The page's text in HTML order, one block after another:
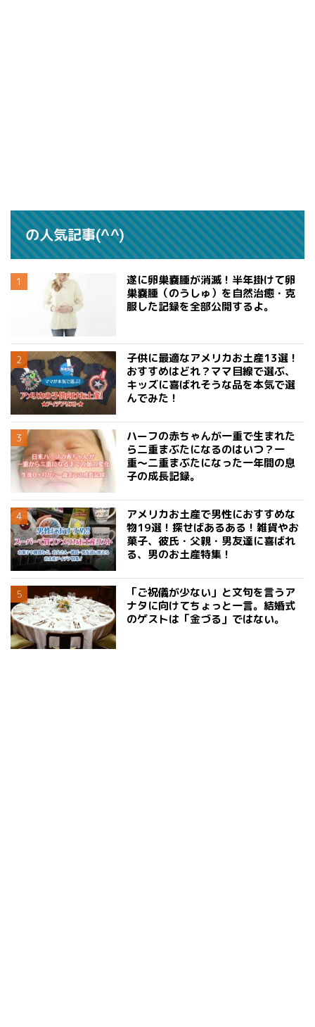
の人気記事(^^)
遂に卵巣嚢腫が消滅！半年掛けて卵
巣嚢腫（のうしゅ）を自然治癒・克
服した記録を全部公開するよ。
子供に最適なアメリカお土産13選！
おすすめはどれ？ママ目線で選ぶ、
キッズに喜ばれそうな品を本気で選
んでみた！
ハーフの赤ちゃんが一重で生まれた
ら二重まぶたになるのはいつ？一
重〜二重まぶたになった一年間の息
子の成長記録。
アメリカお土産で男性におすすめな
物19選！探せばあるある！雑貨やお
菓子、彼氏・父親・男友達に喜ばれ
る、男のお土産特集！
「ご祝儀が少ない」と文句を言うア
ナタに向けてちょっと一言。結婚式
のゲストは「金づる」ではない。